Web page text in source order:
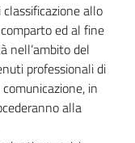
allo
ed al fine
nell’ambito del
professionali di
in
alla